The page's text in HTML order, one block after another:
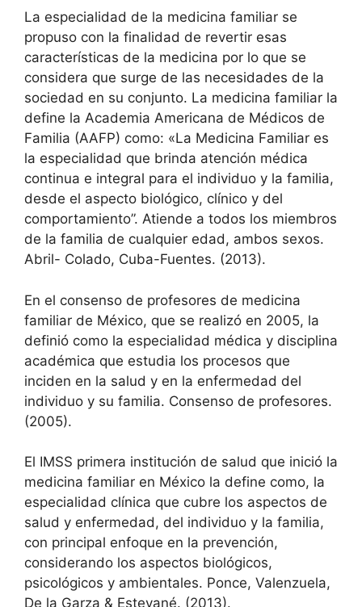
La especialidad de la medicina familiar se
propuso con la finalidad de revertir esas
características de la medicina por lo que se
considera que surge de las necesidades de la
sociedad en su conjunto. La medicina familiar la
define la Academia Americana de Médicos de
Familia (AAFP) como: «La Medicina Familiar es
la especialidad que brinda atención médica
continua e integral para el individuo y la familia,
desde el aspecto biológico, clínico y del
comportamiento”. Atiende a todos los miembros
de la familia de cualquier edad, ambos sexos.
Abril- Colado, Cuba-Fuentes. (2013).
En el consenso de profesores de medicina
familiar de México, que se realizó en 2005, la
definió como la especialidad médica y disciplina
académica que estudia los procesos que
inciden en la salud y en la enfermedad del
individuo y su familia. Consenso de profesores.
(2005).
El IMSS primera institución de salud que inició la
medicina familiar en México la define como, la
especialidad clínica que cubre los aspectos de
salud y enfermedad, del individuo y la familia,
con principal enfoque en la prevención,
considerando los aspectos biológicos,
psicológicos y ambientales. Ponce, Valenzuela,
De la Garza & Estevané. (2013).